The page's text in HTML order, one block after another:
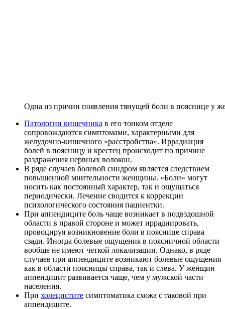
Одна из причин появления тянущей боли в пояснице у
Патологии кишечника в его тонком отделе
сопровождаются симптомами, характерными для
желудочно-кишечного «расстройства». Иррадиация
болей в поясницу и крестец происходит по причине
раздражения нервных волокон.
В ряде случаев болевой синдром является следствием
повышенной мнительности женщины. «Боли» могут
носить как постоянный характер, так и ощущаться
периодически. Лечение сводится к коррекции
психологического состояния пациентки.
При аппендиците боль чаще возникает в подвздошной
области в правой стороне и может иррадиировать,
провоцируя возникновение боли в пояснице справа
сзади. Иногда болевые ощущения в поясничной области
вообще не имеют четкой локализации. Однако, в ряде
случаев при аппендиците возникают болевые ощущения
как в области поясницы справа, так и слева. У женщин
аппендицит развивается чаще, чем у мужской части
населения.
При холецистите симптоматика схожа с таковой при
аппендиците.